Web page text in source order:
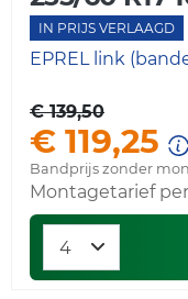
IN PRIJS VERLAAGD
EPREL link
€ 139,50
€ 119,25
Bandprijs zonder
Montagetarief